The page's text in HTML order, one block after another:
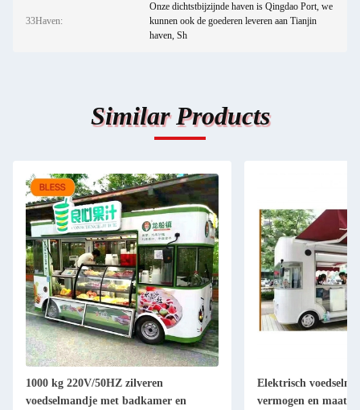
33Haven:
Onze dichtstbijzijnde haven is Qingdao Port, we
kunnen ook de goederen leveren aan Tianjin
haven, Sh
Similar Products
1000 kg 220V/50HZ zilveren
voedselmandje met badkamer en
Elektrisch
vermogen en